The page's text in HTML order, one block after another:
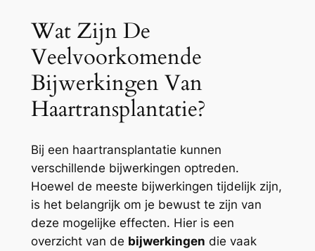
Wat Zijn De
Veelvoorkomende
Bijwerkingen Van
Haartransplantatie?
Bij een haartransplantatie kunnen
verschillende bijwerkingen optreden.
Hoewel de meeste bijwerkingen tijdelijk zijn,
is het belangrijk om je bewust te zijn van
deze mogelijke effecten. Hier is een
overzicht van de bijwerkingen die vaak